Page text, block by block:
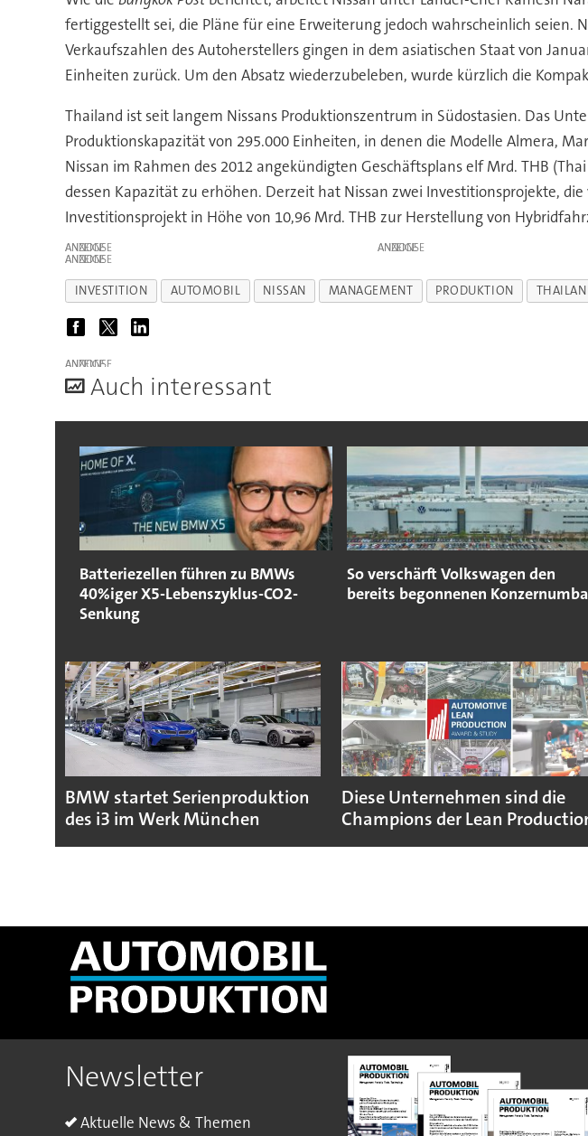
fertiggestellt sei, die Pläne für eine Erweiterung jedoch wahrscheinlich seien.
Verkaufszahlen des Autoherstellers gingen in dem asiatischen Staat von
Einheiten zurück. Um den Absatz wiederzubeleben, wurde kürzlich die
Thailand ist seit langem Nissans Produktionszentrum in Südostasien. Das
Produktionskapazität von 295.000 Einheiten, in denen die Modelle Almera,
Nissan im Rahmen des 2012 angekündigten Geschäftsplans elf Mrd. THB
dessen Kapazität zu erhöhen. Derzeit hat Nissan zwei Investitionsprojekte,
Investitionsprojekt in Höhe von 10,96 Mrd. THB zur Herstellung von
ANZEIGE ANZEIGE
ANZEIGE
INVESTITION AUTOMOBIL NISSAN MANAGEMENT PRODUKTION
ANZEIGE
Auch interessant
Batteriezellen führen zu BMWs
40%iger X5-Lebenszyklus-CO2-
Senkung
So verschärft Volkswagen den
bereits begonnenen
BMW startet Serienproduktion
des i3 im Werk München
Diese Unternehmen sind die
Champions der Lean
Newsletter
Aktuelle News & Themen